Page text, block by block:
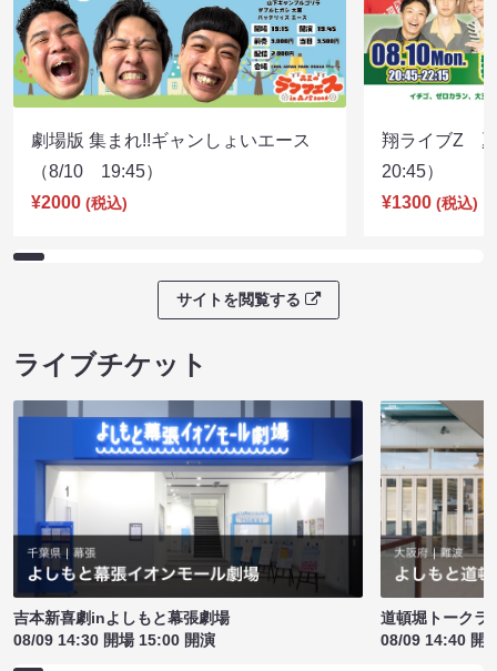
劇場版 集まれ!!ギャンしょいエース
（8/10 19:45）
¥2000 (税込)
翔ライブZ
20:45）
¥1300 (税込)
サイトを閲覧する
ライブチケット
吉本新喜劇inよしもと幕張劇場
08/09 14:30 開場 15:00 開演
道頓堀トークラ
08/09 14:40 開